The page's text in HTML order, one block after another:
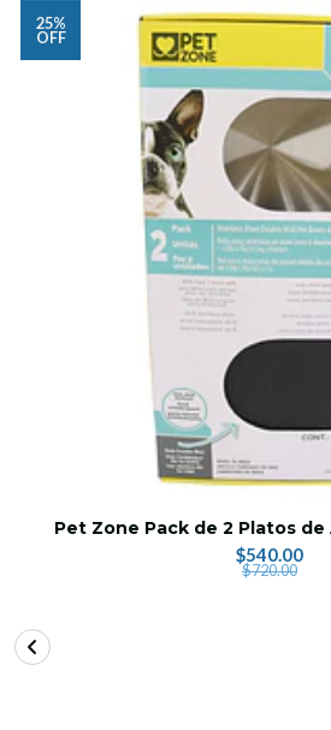
25%
OFF
Pet Zone Pack de 2 Platos
$540.00
$720.00